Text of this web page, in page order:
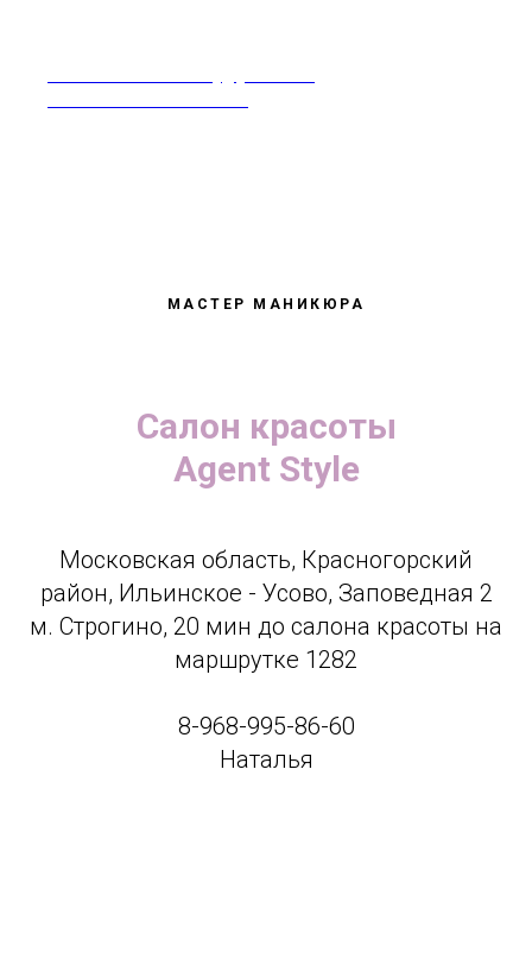
МАСТЕР МАНИКЮРА
Салон красоты
Agent Style
Московская область, Красногорский
район, Ильинское - Усово, Заповедная 2
м. Строгино, 20 мин до салона красоты на
маршрутке 1282
8-968-995-86-60
Наталья